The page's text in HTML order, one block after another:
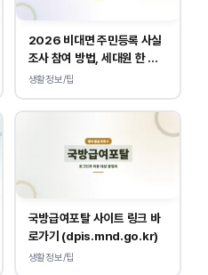
2026 비대면 주민등록 사실
조사 참여 방법, 세대원 한 명
만 하면 됩니다.
생활정보/팁
국방급여포탈 사이트 링크 바
로가기 (dpis.mnd.go.kr)
생활정보/팁